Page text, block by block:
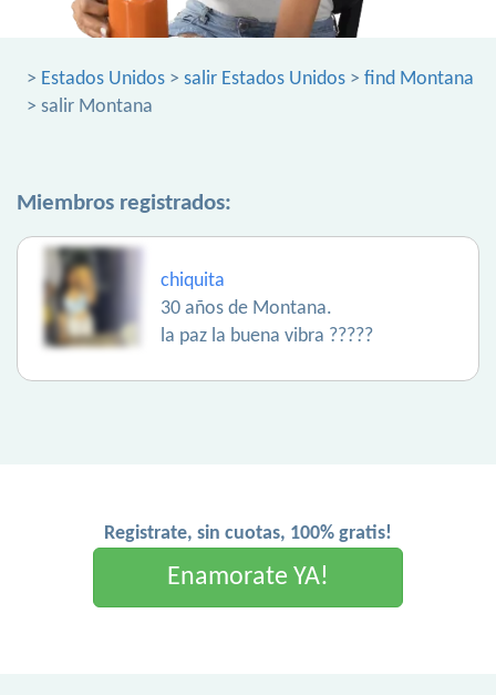
> Estados Unidos > salir Estados Unidos > find Montana
> salir Montana
Miembros registrados:
chiquita
30 años de Montana.
la paz la buena vibra ?????
Registrate, sin cuotas, 100% gratis!
Enamorate YA!